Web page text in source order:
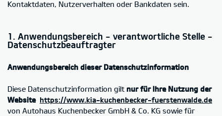
Kontaktdaten, Nutzerverhalten oder Bankdaten sein.
1. Anwendungsbereich - verantwortliche Stelle -
Datenschutzbeauftragter
Anwendungsbereich dieser Datenschutzinformation
Diese Datenschutzinformation gilt nur für Ihre Nutzung der
Website https://www.kia-kuchenbecker-fuerstenwalde.de
von Autohaus Kuchenbecker GmbH & Co. KG sowie für